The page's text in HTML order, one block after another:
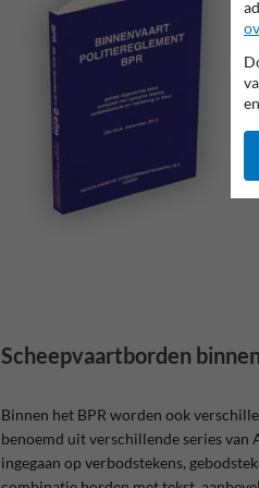
Scheepvaartborden
Binnen het BPR worden ook
benoemd uit verschillende series
ingegaan op verbodstekens,